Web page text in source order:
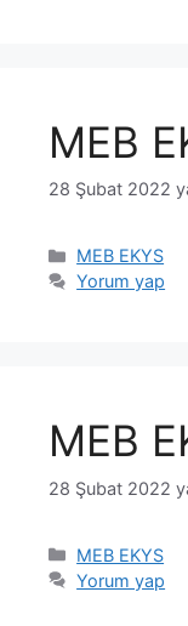
MEB
28 Şubat 2022
Kategoriler
MEB EKYS
Yorum yap
MEB
28 Şubat 2022
Kategoriler
MEB EKYS
Yorum yap